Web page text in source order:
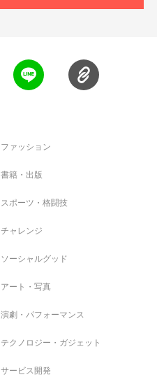
ファッション
書籍・出版
スポーツ・格闘技
チャレンジ
ソーシャルグッド
アート・写真
演劇・パフォーマンス
テクノロジー・ガジェット
サービス開発